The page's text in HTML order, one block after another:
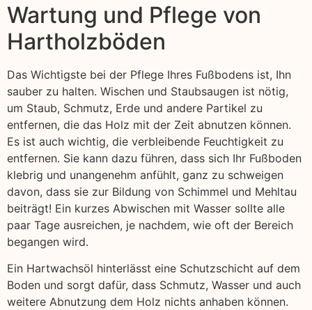
Wartung und Pflege von
Hartholzböden
Das Wichtigste bei der Pflege Ihres Fußbodens ist, Ihn
sauber zu halten. Wischen und Staubsaugen ist nötig,
um Staub, Schmutz, Erde und andere Partikel zu
entfernen, die das Holz mit der Zeit abnutzen können.
Es ist auch wichtig, die verbleibende Feuchtigkeit zu
entfernen. Sie kann dazu führen, dass sich Ihr Fußboden
klebrig und unangenehm anfühlt, ganz zu schweigen
davon, dass sie zur Bildung von Schimmel und Mehltau
beiträgt! Ein kurzes Abwischen mit Wasser sollte alle
paar Tage ausreichen, je nachdem, wie oft der Bereich
begangen wird.
Ein Hartwachsöl hinterlässt eine Schutzschicht auf dem
Boden und sorgt dafür, dass Schmutz, Wasser und auch
weitere Abnutzung dem Holz nichts anhaben können.